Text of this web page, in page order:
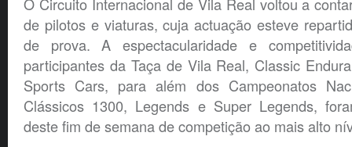
de pilotos e viaturas, cuja actuação esteve
de prova. A espectacularidade e
participantes da Taça de Vila Real, Classic
Sports Cars, para além dos Campeonatos
Clássicos 1300, Legends e Super Legends,
deste fim de semana de competição ao mais alto